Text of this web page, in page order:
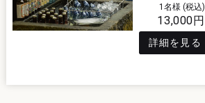
1名様 (税込)
13,000円
詳細を見る